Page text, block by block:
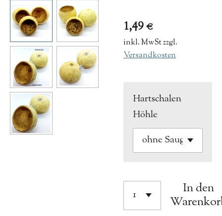
1,49 €
inkl. MwSt zzgl.
Versandkosten
Hartschalen
Höhle
In den